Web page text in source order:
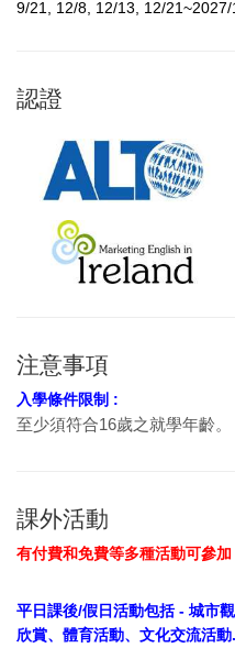
9/21, 12/8, 12/13, 12/21~2027/
認證
注意事項
入學條件限制 :
至少須符合16歲之就學年齡。
課外活動
有付費和免費等多種活動可參加
平日課後/假日活動包括 - 城市
欣賞、體育活動、文化交流活